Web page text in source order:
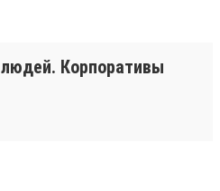
Корпоративы